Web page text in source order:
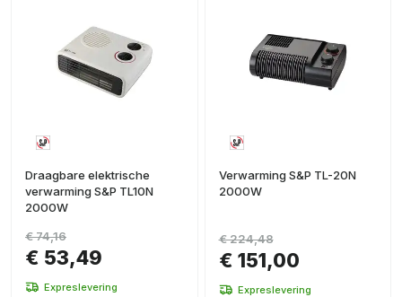
Draagbare elektrische
verwarming S&P TL10N
2000W
€ 53,49
€ 74,16
Expreslevering
Verwarming S&P TL-20N
2000W
€ 151,00
€ 224,48
Expreslevering